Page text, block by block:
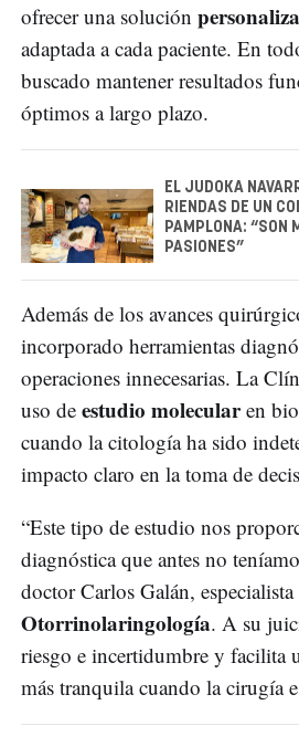
ofrecer una solución
adaptada a cada paciente. En
buscado mantener resultados
óptimos a largo plazo.
EL JUDOKA
RIENDAS DE UN
PAMPLONA: “SON
PASIONES”
Además de los avances
incorporado herramientas
operaciones innecesarias. La
uso de estudio molecularen
cuando la citología ha sido
impacto claro en la toma de
“Este tipo de estudio nos
diagnóstica que antes no
doctor Carlos Galán, especialista
Otorrinolaringología. A su
riesgo e incertidumbre y facilita
más tranquila cuando la cirugía